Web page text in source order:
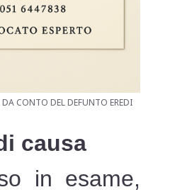
DA CONTO DEL DEFUNTO EREDI
causa
in esame,